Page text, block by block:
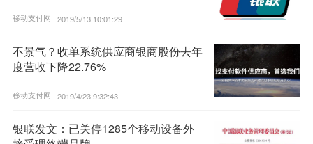
移动支付网 | 2019/5/13 10:01:29
不景气？收单系统供应商银商股份去年
度营收下降22.76%
移动支付网 | 2019/4/23 9:32:43
银联发文：已关停1285个移动设备外